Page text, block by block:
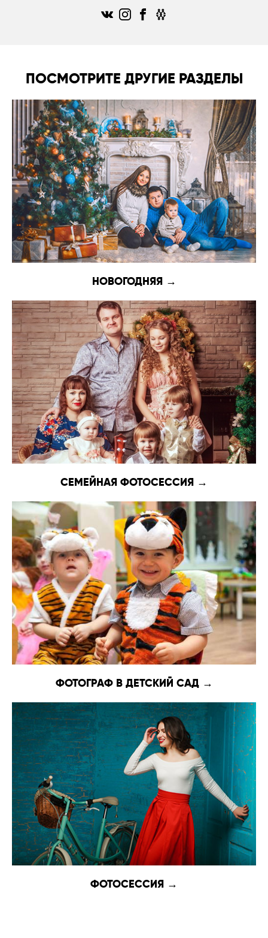
ПОСМОТРИТЕ ДРУГИЕ РАЗДЕЛЫ
НОВОГОДНЯЯ →
СЕМЕЙНАЯ ФОТОСЕССИЯ →
ФОТОГРАФ В ДЕТСКИЙ САД →
ФОТОСЕССИЯ →